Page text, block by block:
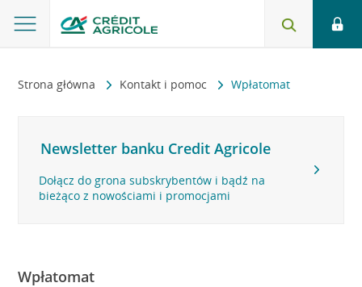
Strona główna Kontakt i pomoc Wpłatomat
Newsletter banku Credit Agricole
Dołącz do grona subskrybentów i bądź na
bieżąco z nowościami i promocjami
Wpłatomat